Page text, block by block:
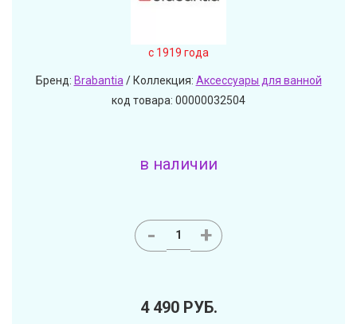
c 1919 года
Бренд: Brabantia/ Коллекция: Аксессуары для ванной
код товара: 00000032504
в наличии
- +
4 490 РУБ.